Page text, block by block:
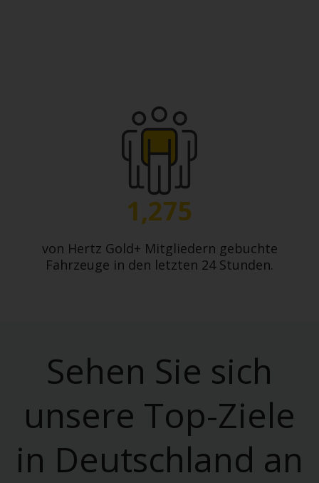
1,275
von Hertz Gold+ Mitgliedern gebuchte
Fahrzeuge in den letzten 24 Stunden.
Sehen Sie sich
unsere Top-Ziele
in Deutschland an